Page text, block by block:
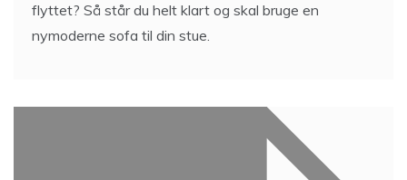
flyttet? Så står du helt klart og skal bruge en
nymoderne sofa til din stue.